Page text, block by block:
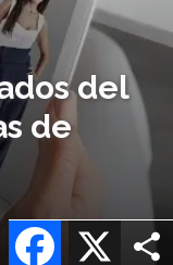
del
de
X
Facebook